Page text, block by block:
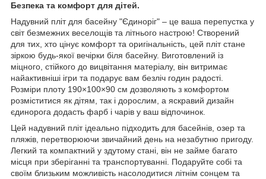
Безпека та комфорт для дітей.
Надувний пліт для басейну "Єдиноріг" – це ваша перепустка у
світ безмежних веселощів та літнього настрою! Створений
для тих, хто цінує комфорт та оригінальність, цей пліт стане
зіркою будь-якої вечірки біля басейну. Виготовлений із
міцного, стійкого до вицвітання матеріалу, він витримає
найактивніші ігри та подарує вам безліч годин радості.
Розміри плоту 190×100×90 см дозволяють з комфортом
розміститися як дітям, так і дорослим, а яскравий дизайн
єдинорога додасть фарб і чарів у ваш відпочинок.
Цей надувний пліт ідеально підходить для басейнів, озер та
пляжів, перетворюючи звичайний день на незабутню пригоду.
Легкий та компактний у здутому стані, він не займе багато
місця при зберіганні та транспортуванні. Подаруйте собі та
своїм близьким можливість насолодитися літнім сонцем та